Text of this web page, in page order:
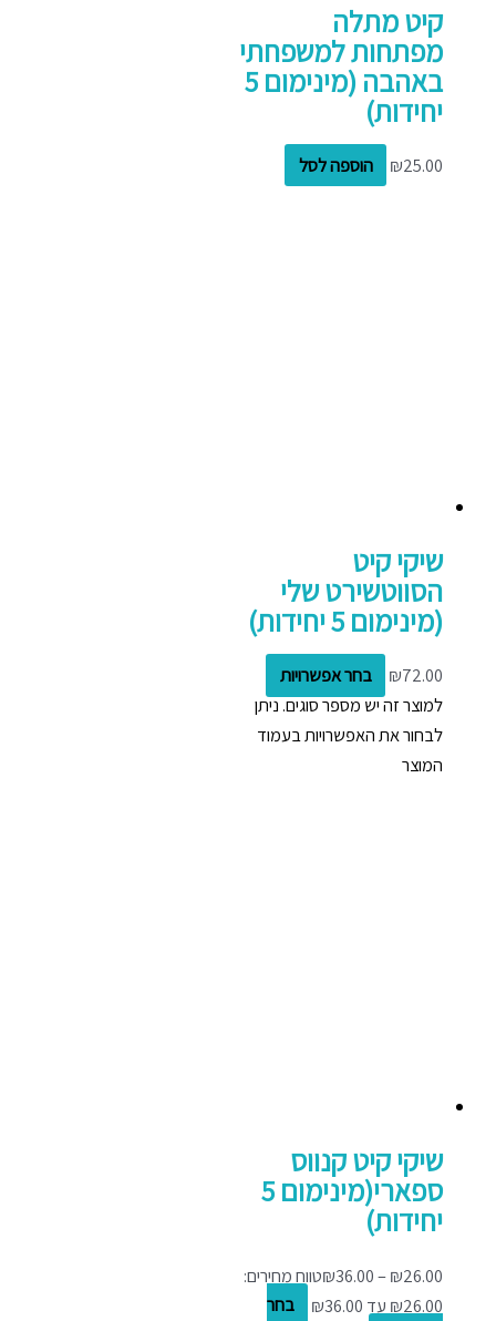
קיט מתלה
מפתחות למשפחתי
באהבה (מינימום 5
יחידות)
₪25.00 הוספה לסל
שיקי קיט
הסווטשירט שלי
(מינימום 5 יחידות)
₪72.00
בחר אפשרויות
למוצר זה יש מספר סוגים. ניתן
לבחור את האפשרויות בעמוד
המוצר
שיקי קיט קנווס
ספארי(מינימום 5
יחידות)
₪26.00
–
₪36.00 טווח מחירים:
בחר